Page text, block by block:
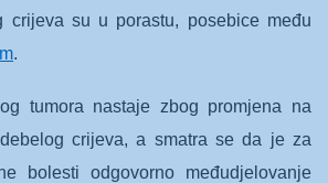
crijeva su u porastu, posebice među
.
tumora nastaje zbog promjena na
crijeva, a smatra se da je za
bolesti odgovorno međudjelovanje